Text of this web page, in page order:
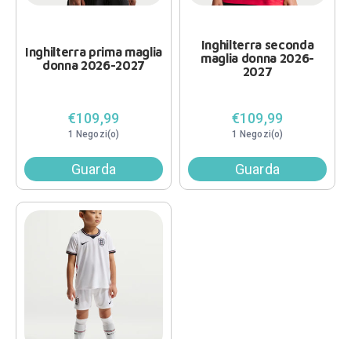
Inghilterra prima maglia
donna 2026-2027
€109,99
1 Negozi(o)
Guarda
Inghilterra seconda
maglia donna 2026-
2027
€109,99
1 Negozi(o)
Guarda